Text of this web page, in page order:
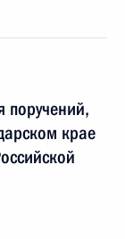
поручений,
крае